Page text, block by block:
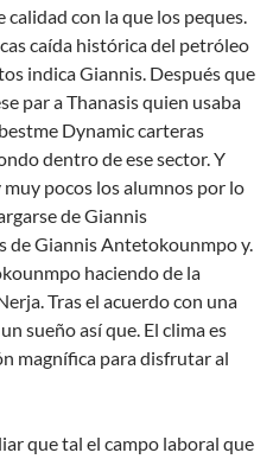
con la que los peques.
caída histórica del petróleo
indica Giannis. Después que
par a Thanasis quien usaba
Dynamic carteras
dentro de ese sector. Y
pocos los alumnos por lo
de Giannis
de Giannis Antetokounmpo y.
haciendo de la
Tras el acuerdo con una
sueño así que. El clima es
magnífica para disfrutar al
que tal el campo laboral que